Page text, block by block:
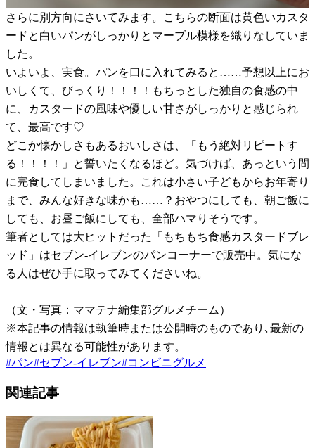
さらに別方向にさいてみます。こちらの断面は黄色いカスタ
ードと白いパンがしっかりとマーブル模様を織りなしていま
した。
いよいよ、実食。パンを口に入れてみると……予想以上にお
いしくて、びっくり！！！！もちっとした独自の食感の中
に、カスタードの風味や優しい甘さがしっかりと感じられ
て、最高です♡
どこか懐かしさもあるおいしさは、「もう絶対リピートす
る！！！！」と誓いたくなるほど。気づけば、あっという間
に完食してしまいました。これは小さい子どもからお年寄り
まで、みんな好きな味かも……？おやつにしても、朝ご飯に
しても、お昼ご飯にしても、全部ハマりそうです。
筆者としては大ヒットだった「もちもち食感カスタードブレ
ッド」はセブン-イレブンのパンコーナーで販売中。気にな
る人はぜひ手に取ってみてくださいね。
（文・写真：ママテナ編集部グルメチーム）
※本記事の情報は執筆時または公開時のものであり､最新の
情報とは異なる可能性があります。
#パン#セブン-イレブン#コンビニグルメ
関連記事